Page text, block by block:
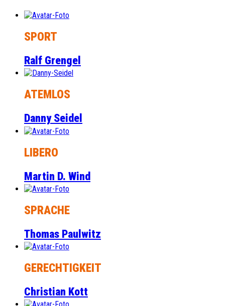
SPORT
Ralf Grengel
ATEMLOS
Danny Seidel
LIBERO
Martin D. Wind
SPRACHE
Thomas Paulwitz
GERECHTIGKEIT
Christian Kott